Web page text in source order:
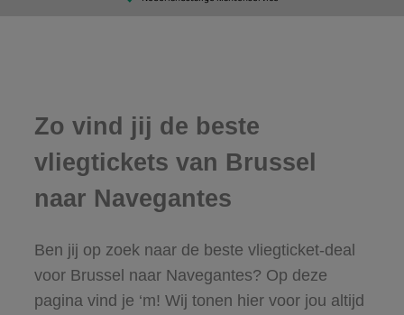
Zo vind jij de beste
vliegtickets van Brussel
naar Navegantes
Ben jij op zoek naar de beste vliegticket-deal
voor Brussel naar Navegantes? Op deze
pagina vind je ‘m! Wij tonen hier voor jou altijd